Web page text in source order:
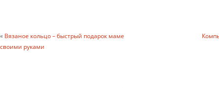
« Вязаное кольцо – быстрый подарок маме
своими руками